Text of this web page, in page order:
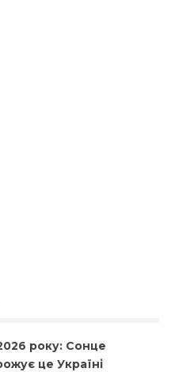
року: Сонце
це Україні